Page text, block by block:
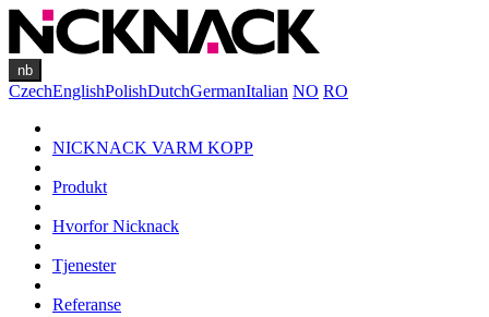
nb
CzechEnglishPolishDutchGermanItalian NO RO
NICKNACK VARM KOPP
Produkt
Hvorfor Nicknack
Tjenester
Referanse